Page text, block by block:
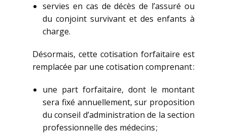
servies en cas de décès de l’assuré ou
du conjoint survivant et des enfants à
charge.
Désormais, cette cotisation forfaitaire est
remplacée par une cotisation comprenant :
une part forfaitaire, dont le montant
sera fixé annuellement, sur proposition
du conseil d’administration de la section
professionnelle des médecins ;